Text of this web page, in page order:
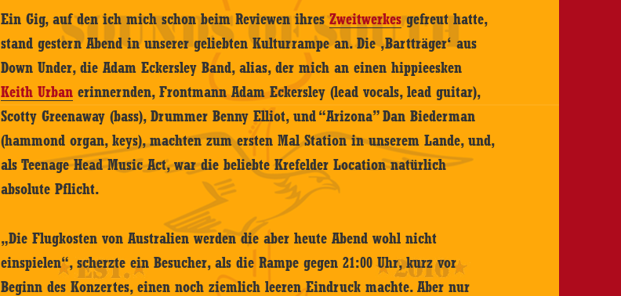
Ein Gig, auf den ich mich schon beim Reviewen ihresZweitwerkesgefreut hatte,
stand gestern Abend in unserer geliebten Kulturrampe an. Die ‚Bartträger‘ aus
Down Under, die Adam Eckersley Band, alias, der mich an einen hippieesken
Keith Urban erinnernden, Frontmann Adam Eckersley (lead vocals, lead guitar),
Scotty Greenaway (bass), Drummer Benny Elliot, und “Arizona” Dan Biederman
(hammond organ, keys), machten zum ersten Mal Station in unserem Lande, und,
als Teenage Head Music Act, war die beliebte Krefelder Location natürlich
absolute Pflicht.
„Die Flugkosten von Australien werden die aber heute Abend wohl nicht
einspielen“, scherzte ein Besucher, als die Rampe gegen 21:00 Uhr, kurz vor
Beginn des Konzertes, einen noch ziemlich leeren Eindruck machte. Aber nur